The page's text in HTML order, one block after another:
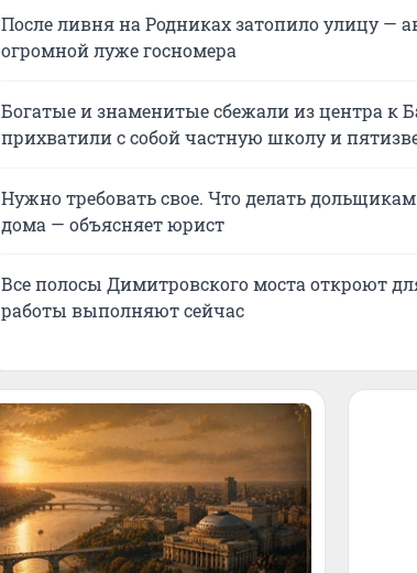
После ливня на Родниках затопило улицу —
огромной луже госномера
Богатые и знаменитые сбежали из центра к
прихватили с собой частную школу и
Нужно требовать свое. Что делать
дома — объясняет юрист
Все полосы Димитровского моста откроют
работы выполняют сейчас